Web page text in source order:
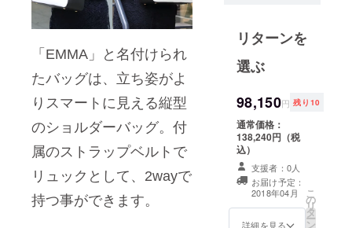
「EMMA」と名付けられ
たバッグは、立ち姿がよ
りスマートに見える縦型
のショルダーバッグ。付
属のストラップベルトで
リュックとして、2wayで
持つ事ができます。
したブラン
ド。 ITコン
サルティン
グ会社を経
営するクリ
エイティブ
ディレク
ターの幸田
フミが、働
く大人の女
リターンを
選ぶ
98,150円 残り10
通常価格：
138,240円（税
込）
支援者：0人
お届け予定：
2018年04月
詳細を見る
こ
の
リ
タ
ー
ン